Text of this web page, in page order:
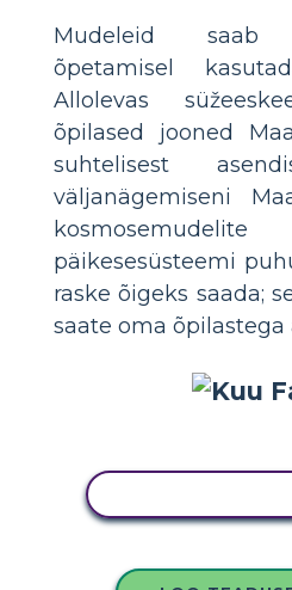
Mudeleid saab
õpetamisel
Allolevas
õpilased jooned
suhtelisest
väljanägemiseni
päikesesüsteemi
raske õigeks saada;
saate oma õpilastega